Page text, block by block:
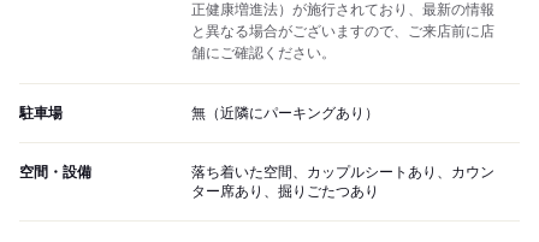
正健康増進法）が施行されており、最新の情報
と異なる場合がございますので、ご来店前に店
舗にご確認ください。
駐車場 無（近隣にパーキングあり）
空間・設備
落ち着いた空間、カップルシートあり、カウン
ター席あり、掘りごたつあり